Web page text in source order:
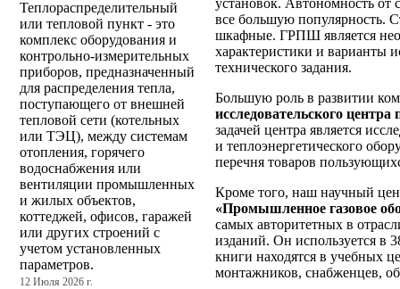
Теплораспределительный
или тепловой пункт - это
комплекс оборудования и
контрольно-измерительных
приборов, предназначенный
для распределения тепла,
поступающего от внешней
тепловой сети (котельных
или ТЭЦ), между системам
отопления, горячего
водоснабжения или
вентиляции промышленных
и жилых объектов,
коттеджей, офисов, гаражей
или других строений с
учетом установленных
параметров.
12 Июля 2026 г.
все большую популярность.
шкафные. ГРПШ является
характеристики и варианты
технического задания.
Большую роль в развитии
исследовательского
задачей центра является
и теплоэнергетического
перечня товаров
Кроме того, наш научный
«Промышленное газовое
самых авторитетных в
изданий. Он используется в
книги находятся в учебных
монтажников, снабженцев,